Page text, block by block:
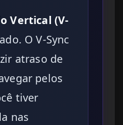
Vertical (V-
O V-Sync
atraso de
pelos
tiver
nas